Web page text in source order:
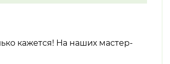
кажется! На наших мастер-